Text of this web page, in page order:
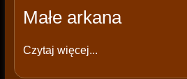
Małe arkana
Czytaj więcej...